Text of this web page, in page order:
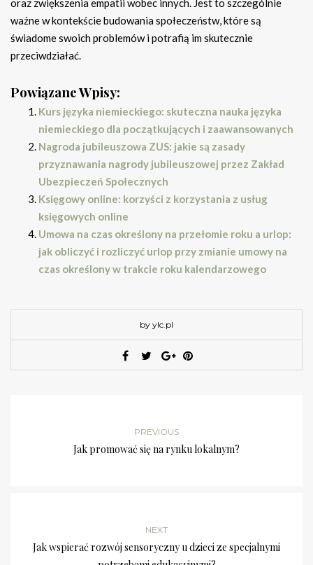
oraz zwiększenia empatii wobec innych. Jest to szczególnie
ważne w kontekście budowania społeczeństw, które są
świadome swoich problemów i potrafią im skutecznie
przeciwdziałać.
Powiązane Wpisy:
Kurs języka niemieckiego: skuteczna nauka języka
niemieckiego dla początkujących i zaawansowanych
Nagroda jubileuszowa ZUS: jakie są zasady
przyznawania nagrody jubileuszowej przez Zakład
Ubezpieczeń Społecznych
Księgowy online: korzyści z korzystania z usług
księgowych online
Umowa na czas określony na przełomie roku a urlop:
jak obliczyć i rozliczyć urlop przy zmianie umowy na
czas określony w trakcie roku kalendarzowego
by ylc.pl
PREVIOUS
Jak promować się na rynku lokalnym?
NEXT
Jak wspierać rozwój sensoryczny u dzieci ze specjalnymi